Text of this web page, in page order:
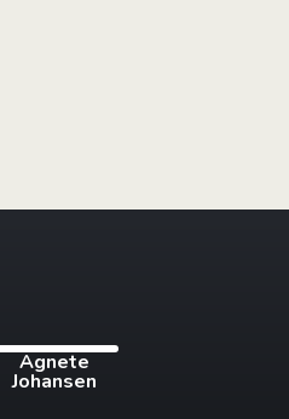
Agnete
Johansen